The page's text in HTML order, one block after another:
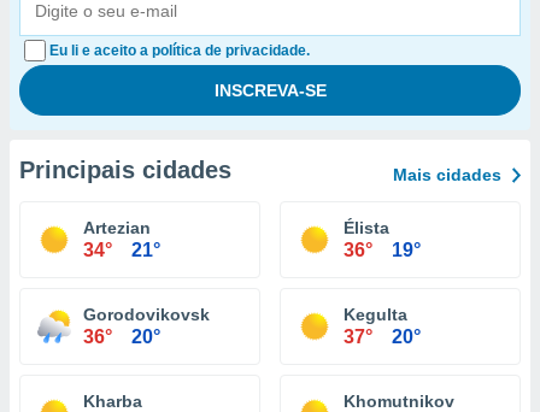
Eu li e aceito a política de privacidade.
Principais cidades Mais cidades
Artezian
34° 21°
Élista
36° 19°
Gorodovikovsk
36° 20°
Kegulta
37° 20°
Kharba Khomutnikov